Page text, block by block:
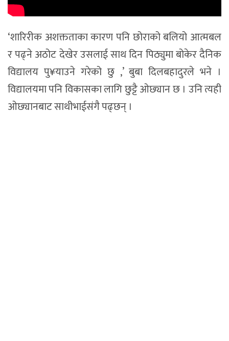
‘शारिरीक अशक्तताका कारण पनि छोराको बलियो आत्मबल
र पढ्ने अठोट देखेर उसलाई साथ दिन पिठ्युमा बोकेर दैनिक
विद्यालय पु¥याउने गरेको छु ,’ बुबा दिलबहादुरले भने ।
विद्यालयमा पनि विकासका लागि छुट्टै ओछ्यान छ । उनि त्यही
ओछ्यानबाट साथीभाईसंगै पढ्छन् ।